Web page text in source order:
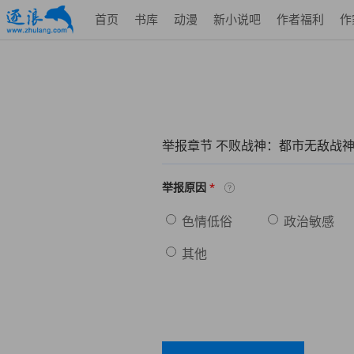
首页 书库 动漫 新小说吧 作者福利 作
举报章节 不败战神：都市无敌
举报原因 *
色情低俗 政治敏感
其他